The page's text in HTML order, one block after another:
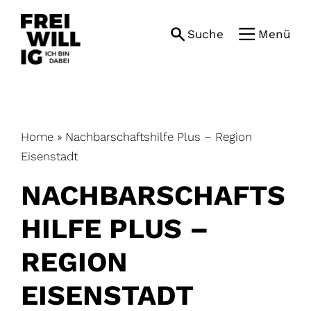
content
Suche Menü
Home » Nachbarschaftshilfe Plus – Region
Eisenstadt
NACHBARSCHAFTS
HILFE PLUS –
REGION
EISENSTADT